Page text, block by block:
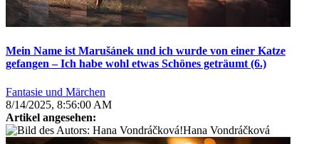
Mein Name ist Marušánek und ich wurde von einer Katze
gefangen – Ich habe wohl etwas Schönes geträumt (6.)
Fantasie und Märchen
8/14/2025, 8:56:00 AM
Artikel angesehen:
Hana Vondráčková